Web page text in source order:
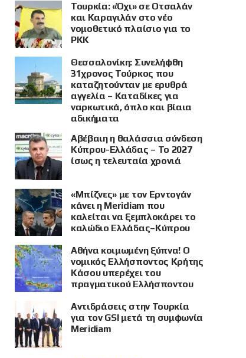
Τουρκία: «Όχι» σε Οτσαλάν
και Καραγιλάν στο νέο
νομοθετικό πλαίσιο για το
PKK
Θεσσαλονίκη: Συνελήφθη
31χρονος Τούρκος που
καταζητούνταν με ερυθρά
αγγελία – Καταδίκες για
ναρκωτικά, όπλο και βίαια
αδικήματα
Αβέβαιη η θαλάσσια σύνδεση
Κύπρου-Ελλάδας – Το 2027
ίσως η τελευταία χρονιά
«Μπίζνες» με τον Ερντογάν
κάνει η Meridiam που
καλείται να ξεμπλοκάρει το
καλώδιο Ελλάδας–Κύπρου
Αθήνα κοιμωμένη ξύπνα! Ο
νομικός Ελλήσποντος Κρήτης
Κάσου υπερέχει του
πραγματικού Ελλήσποντου
Αντιδράσεις στην Τουρκία
για τον GSI μετά τη συμφωνία
Meridiam